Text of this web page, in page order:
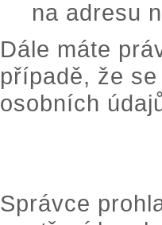
na adresu
Dále máte
případě, že
osobních
Správce